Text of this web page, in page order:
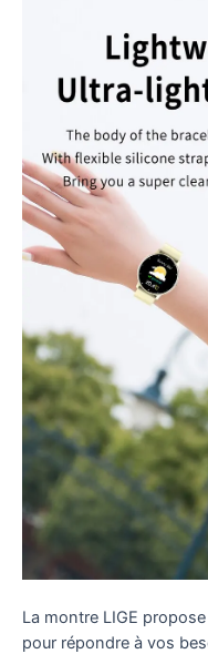
La montre LIGE
pour répondre à vos